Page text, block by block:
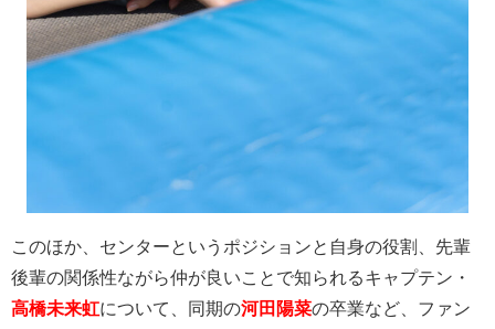
このほか、センターというポジションと自身の役割、先輩
後輩の関係性ながら仲が良いことで知られるキャプテン・
高橋未来虹について、同期の河田陽菜の卒業など、ファン